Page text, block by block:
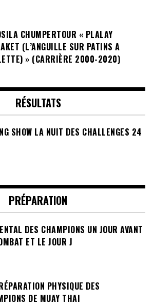
CHUMPERTOUR « PLALAY
(L’ANGUILLE SUR PATINS A
» (CARRIÈRE 2000-2020)
RÉSULTATS
SHOW LA NUIT DES CHALLENGES 24
PRÉPARATION
DES CHAMPIONS UN JOUR AVANT
ET LE JOUR J
PHYSIQUE DES
DE MUAY THAI